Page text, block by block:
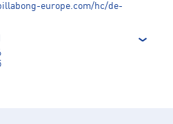
europe.com/hc/de-